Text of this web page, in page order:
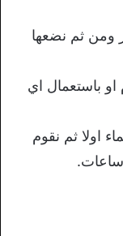
ومن ثم نضعها
او باستعمال اي
اولا ثم نقوم
ساعات.